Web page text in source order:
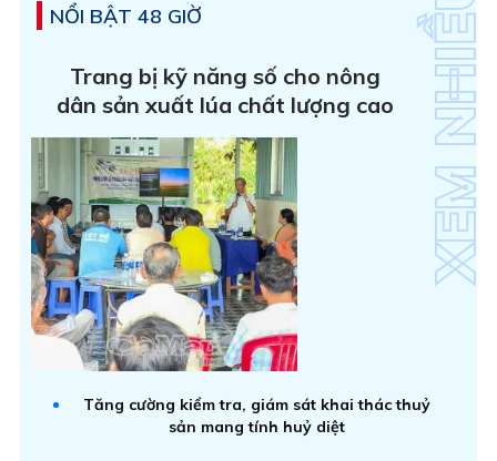
NỔI BẬT 48 GIỜ
Trang bị kỹ năng số cho nông
dân sản xuất lúa chất lượng cao
Tăng cường kiểm tra, giám sát khai thác thuỷ
sản mang tính huỷ diệt